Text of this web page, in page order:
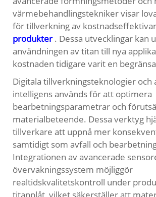
värmebehandlingstekniker visar
för tillverkning av
produkter. Dessa utvecklingar kan
användningen av titan till nya
kostnaden tidigare varit en
Digitala tillverkningsteknologier och
intelligens används för att optimera
bearbetningsparametrar och
materialbeteende. Dessa verktyg
tillverkare att uppnå mer
samtidigt som avfall och
Integrationen av avancerade
övervakningssystem möjliggör
realtidskvalitetskontroll under